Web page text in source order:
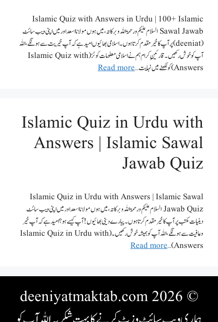
Islamic Quiz with Answers in Urdu | 100+ Islamic
Sawal Jawab السلام علیکم ورحمۃ اللہ وبرکاتہ،میں ہوں مولانا اسعد اور میں اپنی ویب سائٹ
(deeniat) پر آپ کا خیر مقدم کرتاہوں۔اسلامی بھائیوں امید ہے کہ آپ خیریت سے ہونگے،اللہ
آپ کو خوش رکھیں۔قارئینِ کرام ہم نےاسلامی معلومات کوئز (Islamic Quiz with
Answers) کو لکھنےمیں نہایت …
Read more
Islamic Quiz in Urdu with
Answers | Islamic Sawal
Jawab Quiz
Islamic Quiz in Urdu with Answers | Islamic Sawal
Jawab Quiz السلام علیکم ورحمۃ اللہ وبرکاتہ،میں ہوں مولانا اسعد اور میں اپنی ویب سائٹ
دینیات مکتب پر آپ کا خیر مقدم کرتاہوں۔پیارے دینی بھائیوں !آپ کیسے ہو؟ امید ہے کہ آپ خیر
وعافیت سے ہونگے،اللہ آپ کو ہمیشہ خوش رکھیں۔(Islamic Quiz in Urdu with
Answers) …
Read more
© 2026 deeniyatmaktab.com